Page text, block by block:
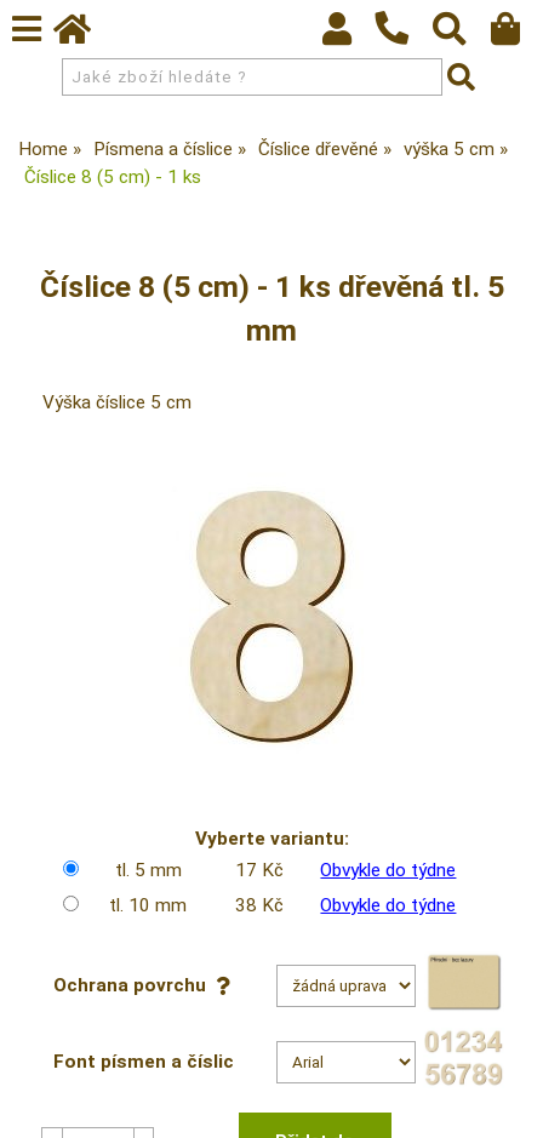
Home Písmena a číslice Číslice dřevěné
výška 5 cm
Číslice 8 (5 cm) - 1 ks
Číslice 8 (5 cm) - 1 ks dřevěná tl. 5
mm
Výška číslice 5 cm
Vyberte variantu:
tl. 5 mm
17 Kč
Obvykle do týdne
tl. 10 mm
38 Kč Obvykle do týdne
Ochrana povrchu
Font písmen a číslic